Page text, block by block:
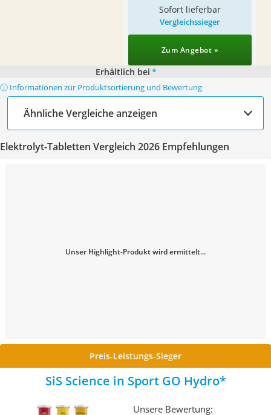
Sofort lieferbar
Vergleichssieger
Zum Angebot »
Erhältlich bei *
ⓘ Informationen zur Produktsortierung und Bewertung
Ähnliche Vergleiche anzeigen
Elektrolyt-Tabletten Vergleich 2026 Empfehlungen
Unser Highlight-Produkt wird ermittelt...
Preis-Leistungs-Sieger
SiS Science in Sport GO Hydro
Unsere Bewertung: